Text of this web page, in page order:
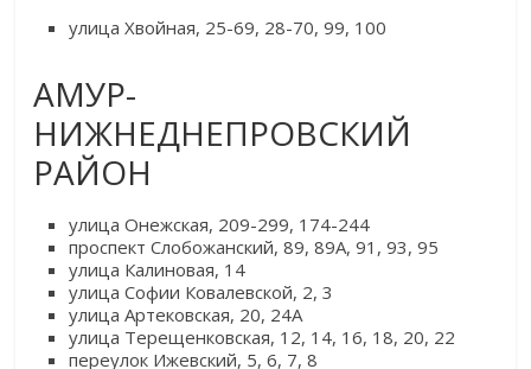
улица Хвойная, 25-69, 28-70, 99, 100
АМУР-
НИЖНЕДНЕПРОВСКИЙ
РАЙОН
улица Онежская, 209-299, 174-244
проспект Слобожанский, 89, 89А, 91, 93, 95
улица Калиновая, 14
улица Софии Ковалевской, 2, 3
улица Артековская, 20, 24А
улица Терещенковская, 12, 14, 16, 18, 20, 22
переулок Ижевский, 5, 6, 7, 8